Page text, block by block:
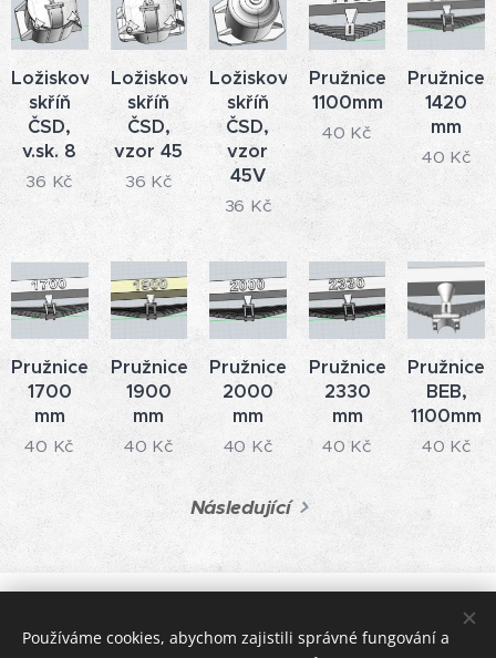
Ložisková
skříň
ČSD,
v.sk. 8
36 Kč
Ložisková
skříň
ČSD,
vzor 45
36 Kč
Ložisková
skříň
ČSD,
vzor
45V
36 Kč
Pružnice
1100mm
40 Kč
Pružnice
1420
mm
40 Kč
Pružnice
1700
mm
40 Kč
Pružnice
1900
mm
40 Kč
Pružnice
2000
mm
40 Kč
Pružnice
2330
mm
40Kč
Pružnice
BEB,
1100mm
40 Kč
Následující
Petr Berka
Používáme cookies, abychom zajistili správné fungování a